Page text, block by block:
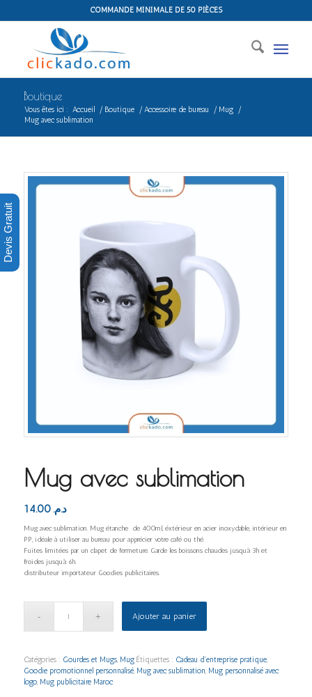
COMMANDE MINIMALE DE 50 PIÈCES
Boutique
Vous êtes ici : Accueil / Boutique / Accessoire de bureau / Mug
/
Mug avec sublimation
Mug avec sublimation
د.م. 14.00
Mug avec sublimation. Mug étanche de 400ml, éxtérieur en acier inoxydable, intérieur en
PP, idéale à utiliser au bureau pour apprécier votre café ou thé.
Fuites limitées par un clapet de fermeture. Garde les boissons chaudes jusqu’à 3h et
froides jusqu’à 6h.
distributeur importateur Goodies publicitaires.
Ajouter au panier
Catégories : Gourdes et Mugs, Mug Étiquettes : Cadeau d’entreprise pratique,
Goodie promotionnel personnalisé, Mug avec sublimation, Mug personnalisé avec
logo, Mug publicitaire Maroc
Devis Gratuit